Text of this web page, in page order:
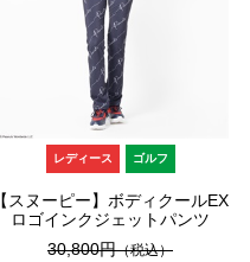
レディース ゴルフ
【スヌーピー】ボディクールEX
ロゴインクジェットパンツ
30,800円（税込）